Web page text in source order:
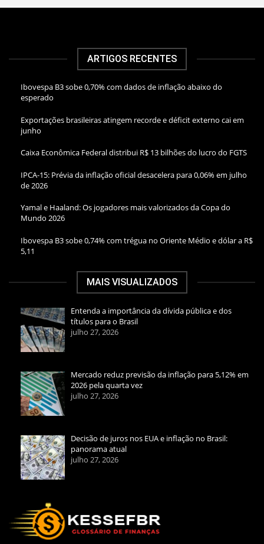
ARTIGOS RECENTES
Ibovespa B3 sobe 0,70% com dados de inflação abaixo do
esperado
Exportações brasileiras atingem recorde e déficit externo cai em
junho
Caixa Econômica Federal distribui R$ 13 bilhões do lucro do FGTS
IPCA-15: Prévia da inflação oficial desacelera para 0,06% em julho
de 2026
Yamal e Haaland: Os jogadores mais valorizados da Copa do
Mundo 2026
Ibovespa B3 sobe 0,74% com trégua no Oriente Médio e dólar a R$
5,11
MAIS VISUALIZADOS
Entenda a importância da dívida pública e dos
títulos para o Brasil
julho 27, 2026
Mercado reduz previsão da inflação para 5,12% em
2026 pela quarta vez
julho 27, 2026
Decisão de juros nos EUA e inflação no Brasil:
panorama atual
julho 27, 2026